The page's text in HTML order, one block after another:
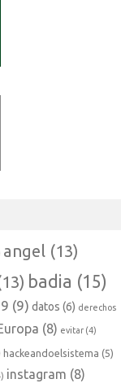
angel (13)
badia (15)
(9) datos (6) derechos
(8) evitar (4)
hackeandoelsistema (5)
instagram (8)